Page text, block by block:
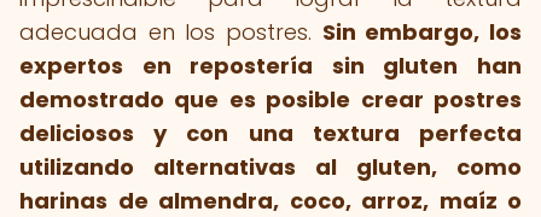
adecuada en los postres. Sin embargo, los
expertos en repostería sin gluten han
demostrado que es posible crear postres
deliciosos y con una textura perfecta
utilizando alternativas al gluten, como
harinas de almendra, coco, arroz, maíz o